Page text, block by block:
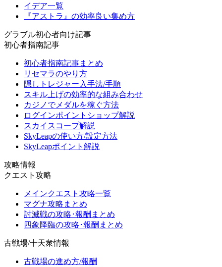
イデア一覧
『アストラ』の効率良い集め方
グラブル初心者向け記事
初心者指南記事
初心者指南記事まとめ
リセマラのやり方
隠しトレジャー入手法/手順
スキル上げの効率的な組み合わせ
カジノでメダルを稼ぐ方法
ログインポイントショップ解説
スカイスコープ解説
SkyLeapの使い方/設定方法
SkyLeapポイント解説
攻略情報
クエスト攻略
メインクエスト攻略一覧
マグナ攻略まとめ
討滅戦の攻略･報酬まとめ
四象降臨の攻略･報酬まとめ
古戦場/十天衆情報
古戦場の進め方/報酬